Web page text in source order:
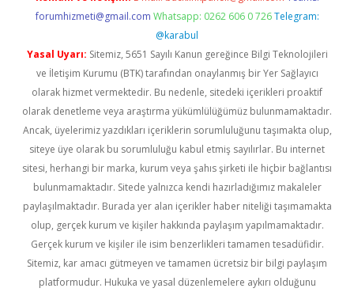
forumhizmeti@gmail.com Whatsapp: 0262 606 0 726 Telegram:
@karabul
Yasal Uyarı: Sitemiz, 5651 Sayılı Kanun gereğince Bilgi Teknolojileri
ve İletişim Kurumu (BTK) tarafından onaylanmış bir Yer Sağlayıcı
olarak hizmet vermektedir. Bu nedenle, sitedeki içerikleri proaktif
olarak denetleme veya araştırma yükümlülüğümüz bulunmamaktadır.
Ancak, üyelerimiz yazdıkları içeriklerin sorumluluğunu taşımakta olup,
siteye üye olarak bu sorumluluğu kabul etmiş sayılırlar. Bu internet
sitesi, herhangi bir marka, kurum veya şahıs şirketi ile hiçbir bağlantısı
bulunmamaktadır. Sitede yalnızca kendi hazırladığımız makaleler
paylaşılmaktadır. Burada yer alan içerikler haber niteliği taşımamakta
olup, gerçek kurum ve kişiler hakkında paylaşım yapılmamaktadır.
Gerçek kurum ve kişiler ile isim benzerlikleri tamamen tesadüfidir.
Sitemiz, kar amacı gütmeyen ve tamamen ücretsiz bir bilgi paylaşım
platformudur. Hukuka ve yasal düzenlemelere aykırı olduğunu